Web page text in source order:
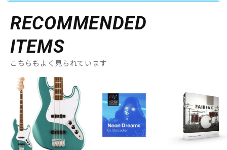
RECOMMENDED
ITEMS
こちらもよく見られています